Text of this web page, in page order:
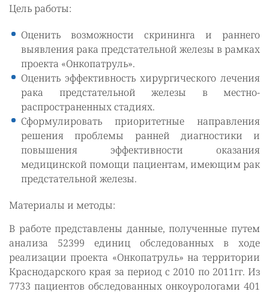
Цель работы:
Оценить возможности скрининга и раннего
выявления рака предстательной железы в рамках
проекта «Онкопатруль».
Оценить эффективность хирургического лечения
рака предстательной железы в местно-
распространенных стадиях.
Сформулировать приоритетные направления
решения проблемы ранней диагностики и
повышения эффективности оказания
медицинской помощи пациентам, имеющим рак
предстательной железы.
Материалы и методы:
В работе представлены данные, полученные путем
анализа 52399 единиц обследованных в ходе
реализации проекта «Онкопатруль» на территории
Краснодарского края за период с 2010 по 2011гг. Из
7733 пациентов обследованных онкоурологами 401